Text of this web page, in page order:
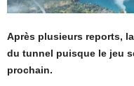
Après plusieurs reports,
du tunnel puisque le jeu
prochain.